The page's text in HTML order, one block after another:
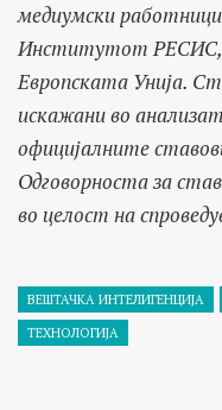
медиумски
Институтот РЕСИС,
Европската Унија.
искажани во
официјалните
Одговорноста за
во целост на
ВЕШТАЧКА ИНТЕЛИГЕНЦИЈА
ТЕХНОЛОГИЈА